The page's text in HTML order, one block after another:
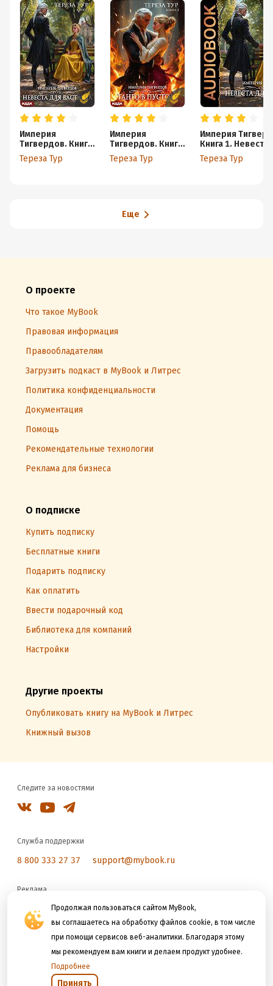
Продолжая пользоваться сайтом MyBook,
вы соглашаетесь на обработку файлов cookie, в том числе
при помощи сервисов веб-аналитики. Благодаря этому
мы рекомендуем вам книги и делаем продукт удобнее.
Подробнее
Принять
Империя
Тигвердов. Книга
1. Невеста для
бастарда
Тереза Тур
Империя
Тигвердов. Книга
2. Танго в пустоте
Тереза Тур
Империя
Книга 1. Невеста
бастарда
Тереза Тур
Еще
О проекте
Что такое MyBook
Правовая информация
Правообладателям
Загрузить подкаст в MyBook и Литрес
Политика конфиденциальности
Документация
Помощь
Рекомендательные технологии
Реклама для бизнеса
О подписке
Купить подписку
Бесплатные книги
Подарить подписку
Как оплатить
Ввести подарочный код
Библиотека для компаний
Настройки
Другие проекты
Опубликовать книгу на MyBook и Литрес
Книжный вызов
Следите за новостями
Служба поддержки
8 800 333 27 37 support@mybook.ru
Реклама
reklama@litres.ru
Мы принимаем к оплате